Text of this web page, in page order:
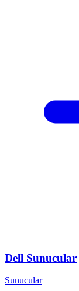
Dell Sunucular
Sunucular